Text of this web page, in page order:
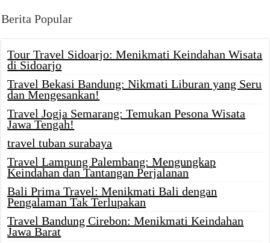
Berita Popular
Tour Travel Sidoarjo: Menikmati Keindahan Wisata
di Sidoarjo
Travel Bekasi Bandung: Nikmati Liburan yang Seru
dan Mengesankan!
Travel Jogja Semarang: Temukan Pesona Wisata
Jawa Tengah!
travel tuban surabaya
Travel Lampung Palembang: Mengungkap
Keindahan dan Tantangan Perjalanan
Bali Prima Travel: Menikmati Bali dengan
Pengalaman Tak Terlupakan
Travel Bandung Cirebon: Menikmati Keindahan
Jawa Barat